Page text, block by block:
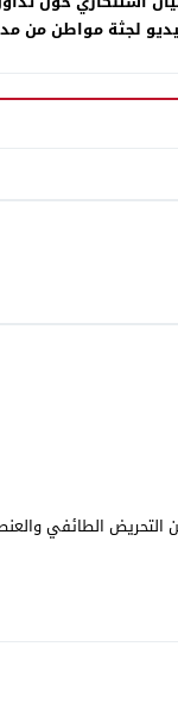
لجثة مواطن من
التحريض الطائفي